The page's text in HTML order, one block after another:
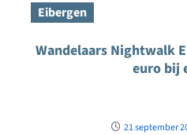
Eibergen
Wandelaars Nightwalk
euro bij
21 september